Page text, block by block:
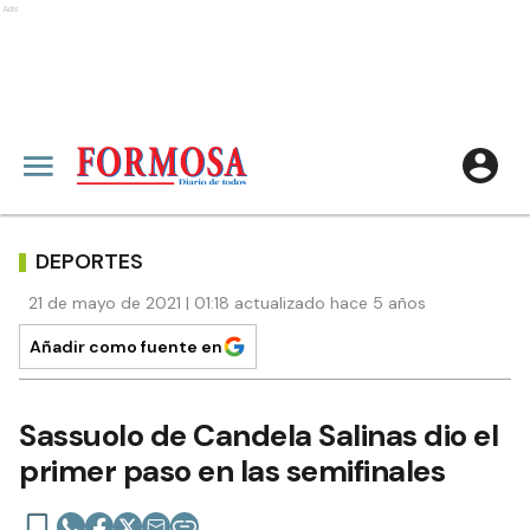
Ads
DEPORTES
21 de mayo de 2021 | 01:18 actualizado hace 5 años
Añadir como fuente en
Sassuolo de Candela Salinas dio el
primer paso en las semifinales